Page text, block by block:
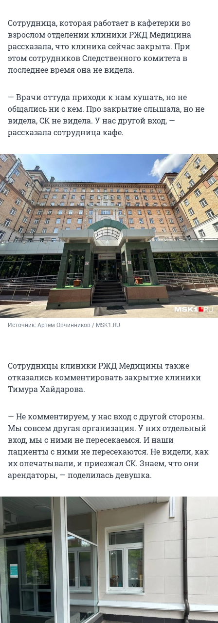
Сотрудница, которая работает в кафетерии во
взрослом отделении клиники РЖД Медицина
рассказала, что клиника сейчас закрыта. При
этом сотрудников Следственного комитета в
последнее время она не видела.
— Врачи оттуда приходи к нам кушать, но не
общались ни с кем. Про закрытие слышала, но не
видела, СК не видела. У нас другой вход, —
рассказала сотрудница кафе.
Источник: Артем Овчинников / MSK1.RU
Сотрудницы клиники РЖД Медицины также
отказались комментировать закрытие клиники
Тимура Хайдарова.
— Не комментируем, у нас вход с другой стороны.
Мы совсем другая организация. У них отдельный
вход, мы с ними не пересекаемся. И наши
пациенты с ними не пересекаются. Не видели, как
их опечатывали, и приезжал СК. Знаем, что они
арендаторы, — поделилась девушка.